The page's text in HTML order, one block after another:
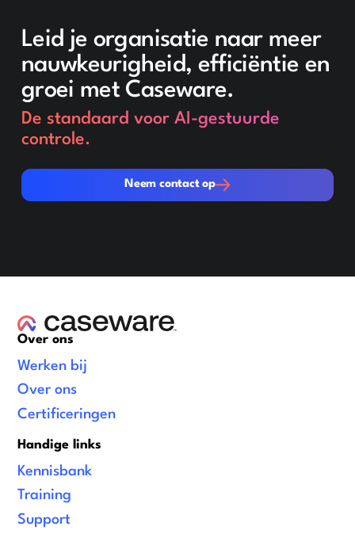
Leid je organisatie naar meer
nauwkeurigheid, efficiëntie en
groei met Caseware.
De standaard voor AI-gestuurde
controle.
Neem contact op
Neem contact op
Over ons
Werken bij
Over ons
Certificeringen
Handige links
Kennisbank
Training
Support